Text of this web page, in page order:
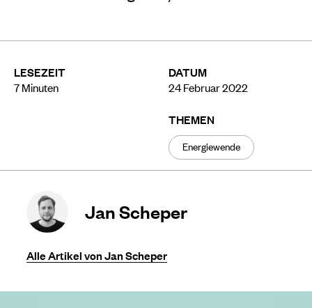
LESEZEIT
7Minuten
DATUM
24 Februar 2022
THEMEN
Energiewende
Jan Scheper
Alle Artikel von Jan Scheper